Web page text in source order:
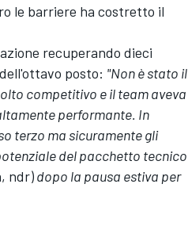
le barriere ha costretto il
recuperando dieci
posto: "Non è stato il
competitivo e il team aveva
performante. In
terzo ma sicuramente gli
del pacchetto tecnico
ndr)dopo la pausa estiva per